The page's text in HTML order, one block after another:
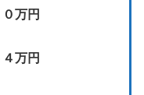
万円
万円